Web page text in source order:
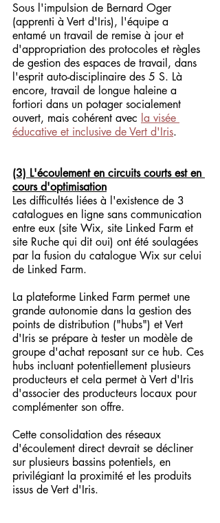
Sous l'impulsion de Bernard Oger
(apprenti à Vert d'Iris), l'équipe a
entamé un travail de remise à jour et
d'appropriation des protocoles et règles
de gestion des espaces de travail, dans
l'esprit auto-disciplinaire des 5 S. Là
encore, travail de longue haleine a
fortiori dans un potager socialement
ouvert, mais cohérent avec la visée
éducative et inclusive de Vert d'Iris.
(3) L'écoulement en circuits courts est en
cours d'optimisation
Les difficultés liées à l'existence de 3
catalogues en ligne sans communication
entre eux (site Wix, site Linked Farm et
site Ruche qui dit oui) ont été soulagées
par la fusion du catalogue Wix sur celui
de Linked Farm.
La plateforme Linked Farm permet une
grande autonomie dans la gestion des
points de distribution ("hubs") et Vert
d'Iris se prépare à tester un modèle de
groupe d'achat reposant sur ce hub. Ces
hubs incluant potentiellement plusieurs
producteurs et cela permet à Vert d'Iris
d'associer des producteurs locaux pour
complémenter son offre.
Cette consolidation des réseaux
d'écoulement direct devrait se décliner
sur plusieurs bassins potentiels, en
privilégiant la proximité et les produits
issus de Vert d'Iris.